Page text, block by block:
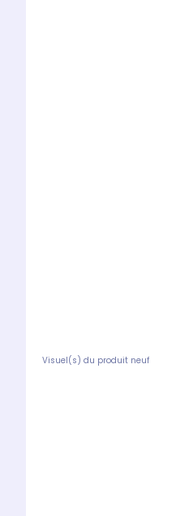
Visuel(s) du produit neuf